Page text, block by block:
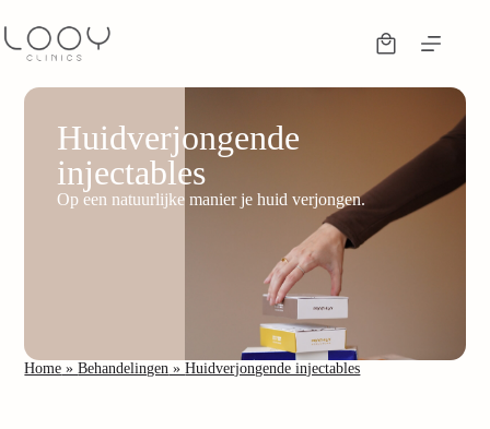
Huidverjongende
injectables
Op een natuurlijke manier je huid verjongen.
Home »Behandelingen »Huidverjongende injectables